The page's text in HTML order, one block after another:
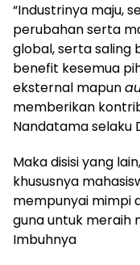
“Industrinya maju,
perubahan serta
global, serta saling
benefit kesemua
eksternal mapun
memberikan
Nandatama selaku
Maka disisi yang
khususnya
mempunyai mimpi
guna untuk meraih
Imbuhnya